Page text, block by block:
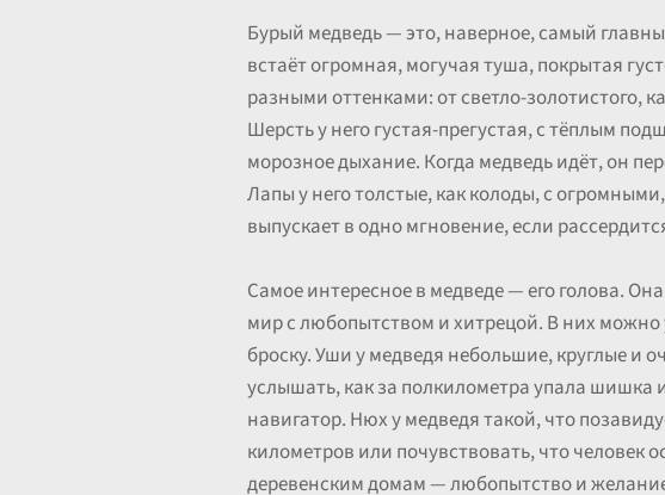
Бурый медведь — это, наверное, самый
встаёт огромная, могучая туша, покрытая
разными оттенками: от светло-золотистого,
Шерсть у него густая-прегустая, с тёплым
морозное дыхание. Когда медведь идёт, он
Лапы у него толстые, как колоды, с
выпускает в одно мгновение, если
Самое интересное в медведе — его голова.
мир с любопытством и хитрецой. В них
броску. Уши у медведя небольшие, круглые и
услышать, как за полкилометра упала шишка
навигатор. Нюх у медведя такой, что
километров или почувствовать, что человек
деревенским домам — любопытство и